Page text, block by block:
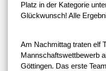
Platz in der Kategorie
Glückwunsch! Alle
Am Nachmittag traten elf
Mannschaftswettbewerb
Göttingen. Das erste